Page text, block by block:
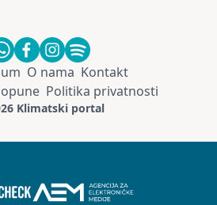
O nama Kontakt
Politika privatnosti
Klimatski portal